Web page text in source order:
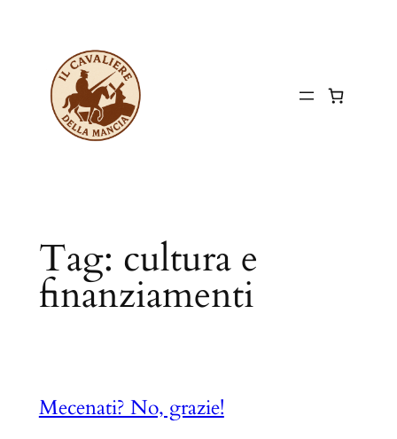
contenuto
Tag: cultura e
finanziamenti
Mecenati? No, grazie!